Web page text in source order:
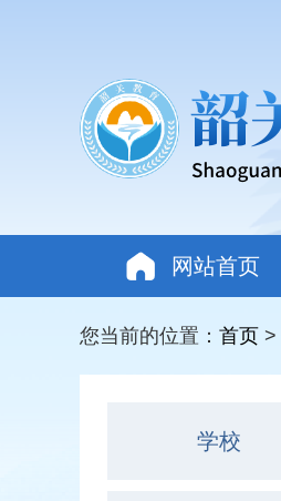
网站首页
您当前的位置： 首页 >
学校